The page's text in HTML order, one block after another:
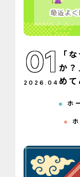
01
2026 .04
「
か
め
ホ